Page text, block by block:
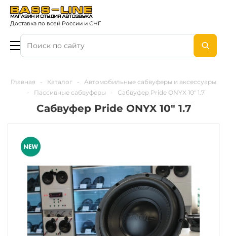
Доставка по всей России и СНГ
Главная - Каталог -
Автомобильные сабвуферы и аксессуары
-
Пассивные сабвуферы - Сабвуфер Pride ONYX 10" 1.7
Сабвуфер Pride ONYX 10" 1.7